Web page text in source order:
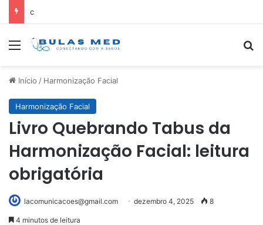
c
Menu
Início / Harmonização Facial
Harmonização Facial
Livro Quebrando Tabus da
Harmonização Facial: leitura
obrigatória
lacomunicacoes@gmail.com dezembro 4, 2025 8
4 minutos de leitura